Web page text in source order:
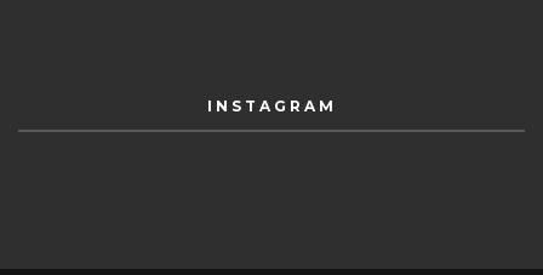
INSTAGRAM